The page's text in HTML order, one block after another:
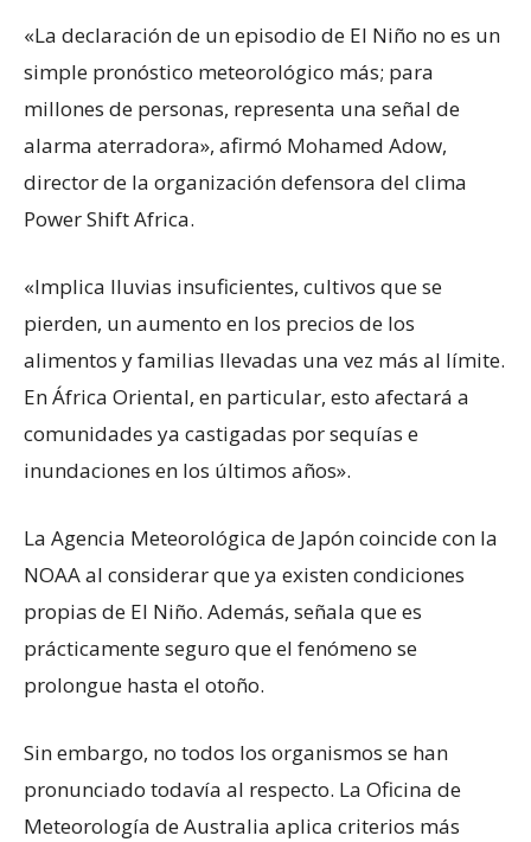
«La declaración de un episodio de El Niño no es un
simple pronóstico meteorológico más; para
millones de personas, representa una señal de
alarma aterradora», afirmó Mohamed Adow,
director de la organización defensora del clima
Power Shift Africa.
«Implica lluvias insuficientes, cultivos que se
pierden, un aumento en los precios de los
alimentos y familias llevadas una vez más al límite.
En África Oriental, en particular, esto afectará a
comunidades ya castigadas por sequías e
inundaciones en los últimos años».
La Agencia Meteorológica de Japón coincide con la
NOAA al considerar que ya existen condiciones
propias de El Niño. Además, señala que es
prácticamente seguro que el fenómeno se
prolongue hasta el otoño.
Sin embargo, no todos los organismos se han
pronunciado todavía al respecto. La Oficina de
Meteorología de Australia aplica criterios más